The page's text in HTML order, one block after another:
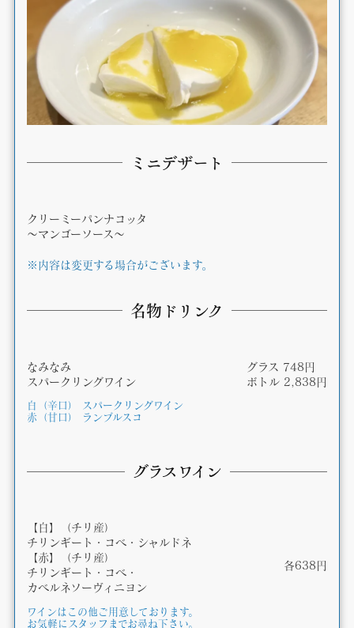
ミニデザート
クリーミーパンナコッタ
～マンゴーソース～
※内容は変更する場合がございます。
名物ドリンク
なみなみ
スパークリングワイン
グラス 748円
ボトル 2,838円
白（辛口） スパークリングワイン
赤（甘口） ランブルスコ
グラスワイン
【白】（チリ産）
チリンギート・コベ・シャルドネ
【赤】（チリ産）
チリンギート・コベ・
カベルネソーヴィニヨン
各638円
ワインはこの他ご用意しております。
お気軽にスタッフまでお尋ね下さい。